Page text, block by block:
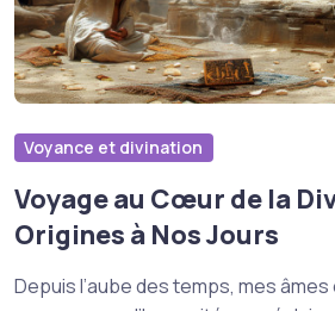
Voyance et divination
Voyage au Cœur de la
Origines à Nos Jours
Depuis l’aube des temps, mes